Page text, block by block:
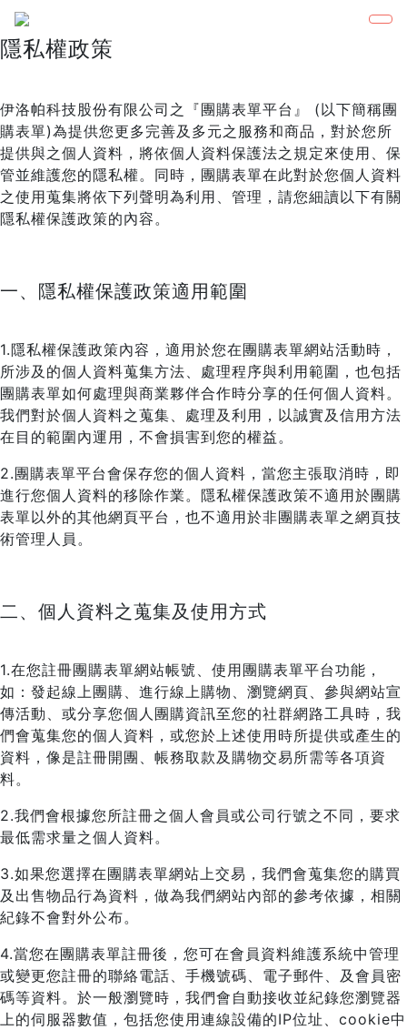
隱私權政策
伊洛帕科技股份有限公司之『團購表單平台』 (以下簡稱團
購表單)為提供您更多完善及多元之服務和商品，對於您所
提供與之個人資料，將依個人資料保護法之規定來使用、保
管並維護您的隱私權。同時，團購表單在此對於您個人資料
之使用蒐集將依下列聲明為利用、管理，請您細讀以下有關
隱私權保護政策的內容。
一、隱私權保護政策適用範圍
1.隱私權保護政策內容，適用於您在團購表單網站活動時，
所涉及的個人資料蒐集方法、處理程序與利用範圍，也包括
團購表單如何處理與商業夥伴合作時分享的任何個人資料。
我們對於個人資料之蒐集、處理及利用，以誠實及信用方法
在目的範圍內運用，不會損害到您的權益。
2.團購表單平台會保存您的個人資料，當您主張取消時，即
進行您個人資料的移除作業。隱私權保護政策不適用於團購
表單以外的其他網頁平台，也不適用於非團購表單之網頁技
術管理人員。
二、個人資料之蒐集及使用方式
1.在您註冊團購表單網站帳號、使用團購表單平台功能，
如：發起線上團購、進行線上購物、瀏覽網頁、參與網站宣
傳活動、或分享您個人團購資訊至您的社群網路工具時，我
們會蒐集您的個人資料，或您於上述使用時所提供或產生的
資料，像是註冊開團、帳務取款及購物交易所需等各項資
料。
2.我們會根據您所註冊之個人會員或公司行號之不同，要求
最低需求量之個人資料。
3.如果您選擇在團購表單網站上交易，我們會蒐集您的購買
及出售物品行為資料，做為我們網站內部的參考依據，相關
紀錄不會對外公布。
4.當您在團購表單註冊後，您可在會員資料維護系統中管理
或變更您註冊的聯絡電話、手機號碼、電子郵件、及會員密
碼等資料。於一般瀏覽時，我們會自動接收並紀錄您瀏覽器
上的伺服器數值，包括您使用連線設備的IP位址、cookie中